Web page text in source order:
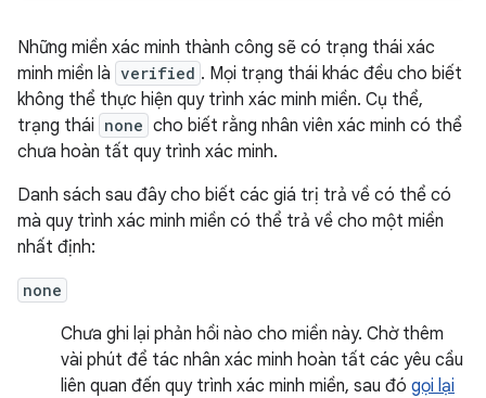
Những miền xác minh thành công sẽ có trạng thái xác
minh miền là verified . Mọi trạng thái khác đều cho biết
không thể thực hiện quy trình xác minh miền. Cụ thể,
trạng thái none cho biết rằng nhân viên xác minh có thể
chưa hoàn tất quy trình xác minh.
Danh sách sau đây cho biết các giá trị trả về có thể có
mà quy trình xác minh miền có thể trả về cho một miền
nhất định:
none
Chưa ghi lại phản hồi nào cho miền này. Chờ thêm
vài phút để tác nhân xác minh hoàn tất các yêu cầu
liên quan đến quy trình xác minh miền, sau đó gọi lại